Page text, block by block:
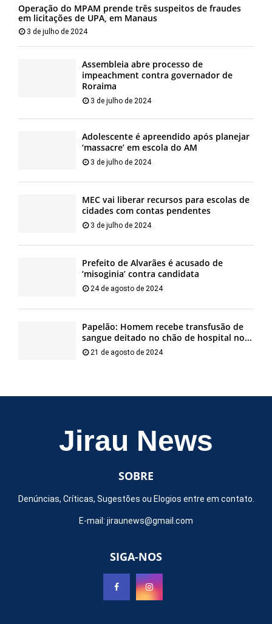
Operação do MPAM prende três suspeitos de fraudes
em licitações de UPA, em Manaus
3 de julho de 2024
Assembleia abre processo de
impeachment contra governador de
Roraima
3 de julho de 2024
Adolescente é apreendido após planejar
‘massacre’ em escola do AM
3 de julho de 2024
MEC vai liberar recursos para escolas de
cidades com contas pendentes
3 de julho de 2024
Prefeito de Alvarães é acusado de
‘misoginia’ contra candidata
24 de agosto de 2024
Papelão: Homem recebe transfusão de
sangue deitado no chão de hospital no...
21 de agosto de 2024
Jirau News
SOBRE
Denúncias, Críticas, Sugestões ou Elogios entre em contato.
E-mail: jiraunews@gmail.com
SIGA-NOS